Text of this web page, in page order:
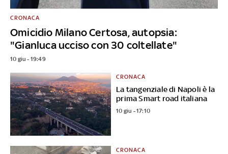
Omicidio Milano Certosa, autopsia:
"Gianluca ucciso con 30 coltellate"
CRONACA
10 giu - 19:49
La tangenziale di Napoli è la
prima Smart road italiana
CRONACA
10 giu - 17:10
CRONACA